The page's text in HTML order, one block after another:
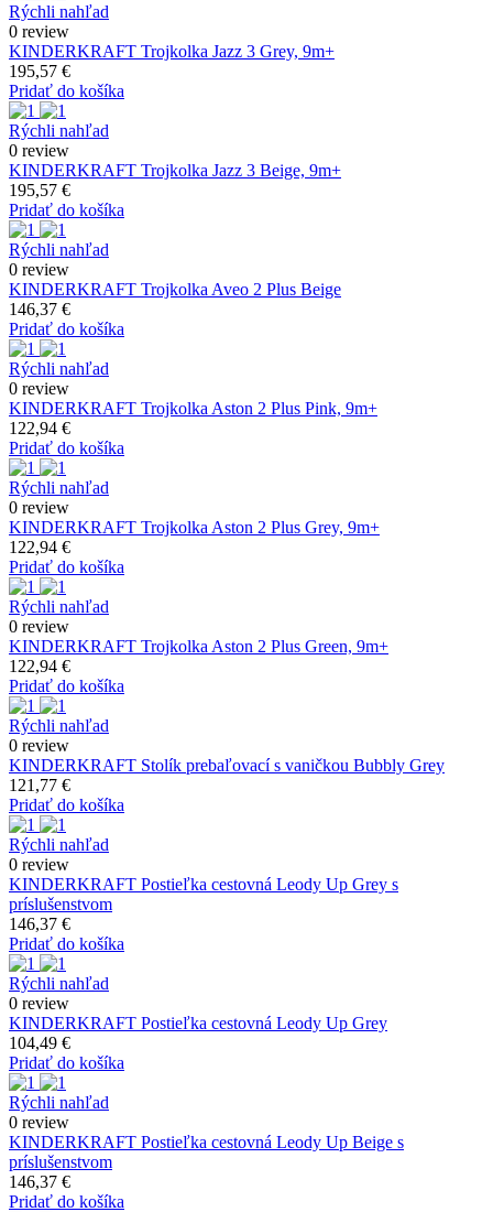
Rýchli nahľad
0 review
KINDERKRAFT Trojkolka Jazz 3 Grey, 9m+
195,57 €
Pridať do košíka
Rýchli nahľad
0 review
KINDERKRAFT Trojkolka Jazz 3 Beige, 9m+
195,57 €
Pridať do košíka
Rýchli nahľad
0 review
KINDERKRAFT Trojkolka Aveo 2 Plus Beige
146,37 €
Pridať do košíka
Rýchli nahľad
0 review
KINDERKRAFT Trojkolka Aston 2 Plus Pink, 9m+
122,94 €
Pridať do košíka
Rýchli nahľad
0 review
KINDERKRAFT Trojkolka Aston 2 Plus Grey, 9m+
122,94 €
Pridať do košíka
Rýchli nahľad
0 review
KINDERKRAFT Trojkolka Aston 2 Plus Green, 9m+
122,94 €
Pridať do košíka
Rýchli nahľad
0 review
KINDERKRAFT Stolík prebaľovací s vaničkou Bubbly Grey
121,77 €
Pridať do košíka
Rýchli nahľad
0 review
KINDERKRAFT Postieľka cestovná Leody Up Grey s
príslušenstvom
146,37 €
Pridať do košíka
Rýchli nahľad
0 review
KINDERKRAFT Postieľka cestovná Leody Up Grey
104,49 €
Pridať do košíka
Rýchli nahľad
0 review
KINDERKRAFT Postieľka cestovná Leody Up Beige s
príslušenstvom
146,37 €
Pridať do košíka